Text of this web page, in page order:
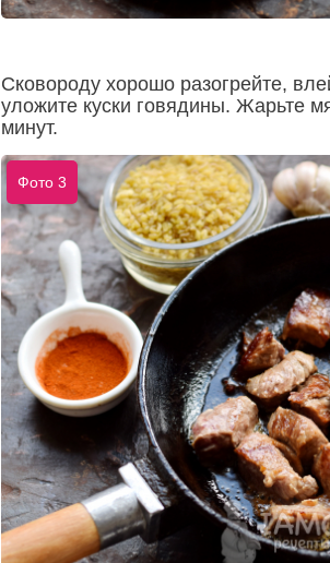
Сковороду хорошо разогрейте,
уложите куски говядины. Жарьте
минут.
Фото 3